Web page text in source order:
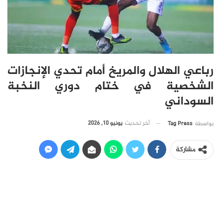
رباعي الهلال والمريخ أمام تحدي الإنجازات
الشخصية في ختام دوري النخبة
السوداني
بواسطة Tag Press آخر تحديث يونيو 10, 2026
مشاركة